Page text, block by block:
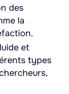
des
la
et
types